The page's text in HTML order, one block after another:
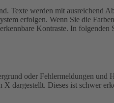
Texte werden mit ausreichend
erfolgen. Wenn Sie die
Kontraste. In folgenden
oder Fehlermeldungen und
dargestellt. Dieses ist schwer